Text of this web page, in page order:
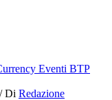
Eventi BTP
/ Di Redazione